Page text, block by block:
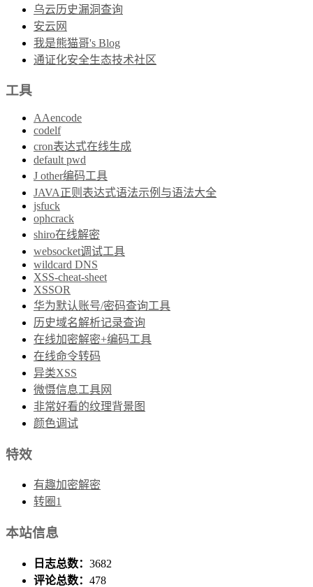
乌云历史漏洞查询
安云网
我是熊猫哥's Blog
通证化安全生态技术社区
工具
AAencode
codelf
cron表达式在线生成
default pwd
J other编码工具
JAVA正则表达式语法示例与语法大全
jsfuck
ophcrack
shiro在线解密
websocket调试工具
wildcard DNS
XSS-cheat-sheet
XSSOR
华为默认账号/密码查询工具
历史域名解析记录查询
在线加密解密+编码工具
在线命令转码
异类XSS
微慑信息工具网
非常好看的纹理背景图
颜色调试
特效
有趣加密解密
转圈1
本站信息
日志总数： 3682
评论总数： 478